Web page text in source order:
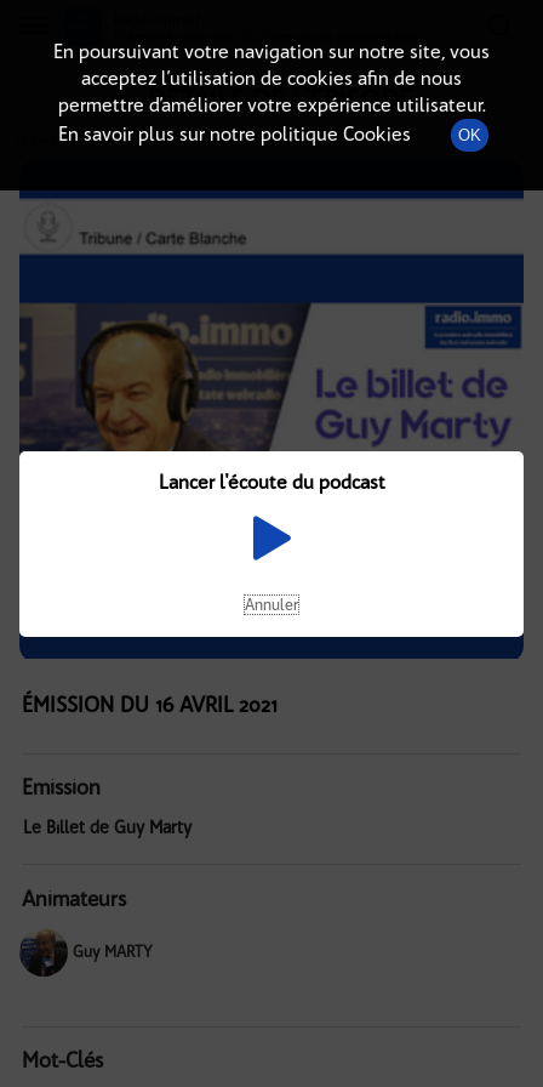
DÉTAILS DE L'ÉPISODE
20 avril 2021à 12h05 , durée : 6 minutes
ÉMISSION DU 16 AVRIL 2021
Emission
Le Billet de Guy Marty
Animateurs
Guy MARTY
Mot-Clés
En poursuivant votre navigation sur notre site, vous
acceptez l’utilisation de cookies afin de nous
permettre d’améliorer votre expérience utilisateur.
En savoir plus sur notre politique Cookies
OK
Lancer l'écoute du podcast
Annuler